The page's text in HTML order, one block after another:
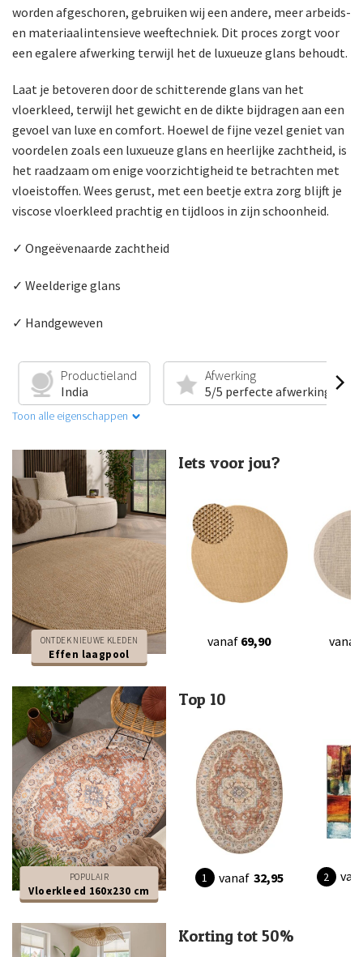
worden afgeschoren, gebruiken wij een andere, meer arbeids-
en materiaalintensieve weeftechniek. Dit proces zorgt voor
een egalere afwerking terwijl het de luxueuze glans behoudt.
Laat je betoveren door de schitterende glans van het
vloerkleed, terwijl het gewicht en de dikte bijdragen aan een
gevoel van luxe en comfort. Hoewel de fijne vezel geniet van
voordelen zoals een luxueuze glans en heerlijke zachtheid, is
het raadzaam om enige voorzichtigheid te betrachten met
vloeistoffen. Wees gerust, met een beetje extra zorg blijft je
viscose vloerkleed prachtig en tijdloos in zijn schoonheid.
✓ Ongeëvenaarde zachtheid
✓ Weelderige glans
✓ Handgeweven
Productieland
India
Afwerking
5/5 perfecte afwerking
Toon alle eigenschappen
ONTDEK NIEUWE KLEDEN
Effen laagpool
Iets voor jou?
vanaf 69,90 vanaf
POPULAIR
Vloerkleed 160x230 cm
Top 10
vanaf 32,95
Korting tot 50%